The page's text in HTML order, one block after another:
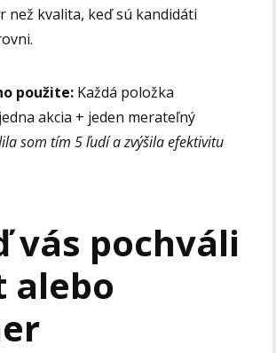
než kvalita, keď sú kandidáti
použite: Každá položka
akcia + jeden merateľný
som tím 5 ľudí a zvýšila efektivitu
vás pochváli
alebo